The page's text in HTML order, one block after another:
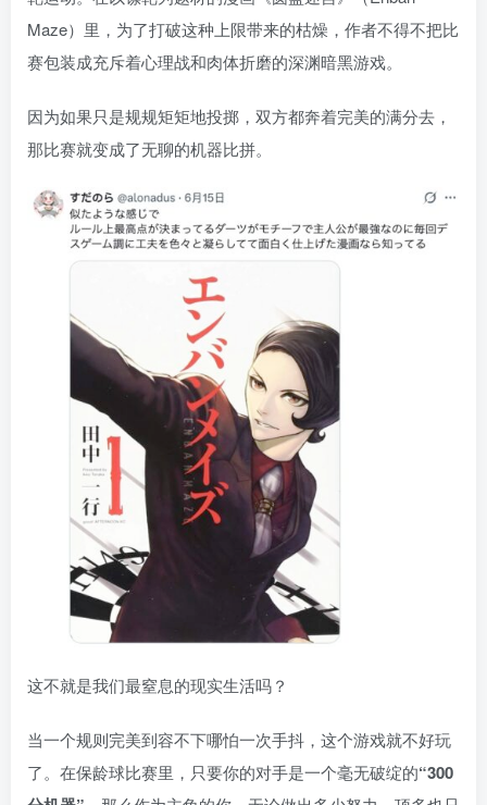
Maze）里，为了打破这种上限带来的枯燥，作者不得不把比
赛包装成充斥着心理战和肉体折磨的深渊暗黑游戏。
因为如果只是规规矩矩地投掷，双方都奔着完美的满分去，
那比赛就变成了无聊的机器比拼。
这不就是我们最窒息的现实生活吗？
当一个规则完美到容不下哪怕一次手抖，这个游戏就不好玩
了。在保龄球比赛里，只要你的对手是一个毫无破绽的“300